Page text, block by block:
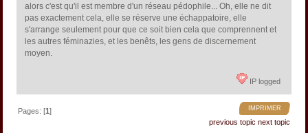
alors c'est qu'il est membre d'un réseau pédophile... Oh, elle ne dit
pas exactement cela, elle se réserve une échappatoire, elle
s'arrange seulement pour que ce soit bien cela que comprennent et
les autres féminazies, et les benêts, les gens de discernement
moyen.
IP logged
IMPRIMER
Pages: [1]
previous topic next topic